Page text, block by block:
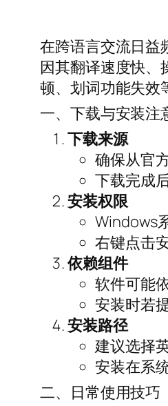
在跨语言交流日益
因其翻译速度快
顿、划词功能失效
一、下载与安装注
下载来源
确保从官
下载完成
安装权限
Windows
右键点击
依赖组件
软件可能
安装时若
安装路径
建议选择
安装在系
二、日常使用技巧